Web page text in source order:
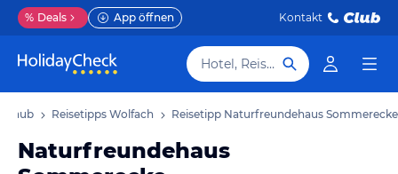
% Deals App öffnen Kontakt
Hotel, Reiseziel
Reisetipps Wolfach Reisetipp Naturfreundehaus Sommerecke
Naturfreundehaus